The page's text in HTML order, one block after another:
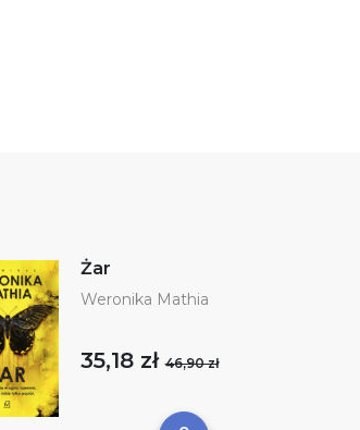
Żar
Weronika Mathia
35,18 zł46,90 zł